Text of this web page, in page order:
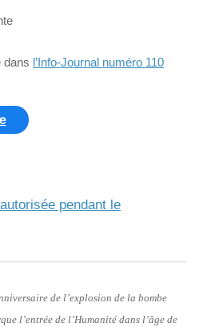
dans l’Info-Journal numéro 110
pendant le
de l’explosion de la bombe
l’entrée de l’Humanité dans l’âge de